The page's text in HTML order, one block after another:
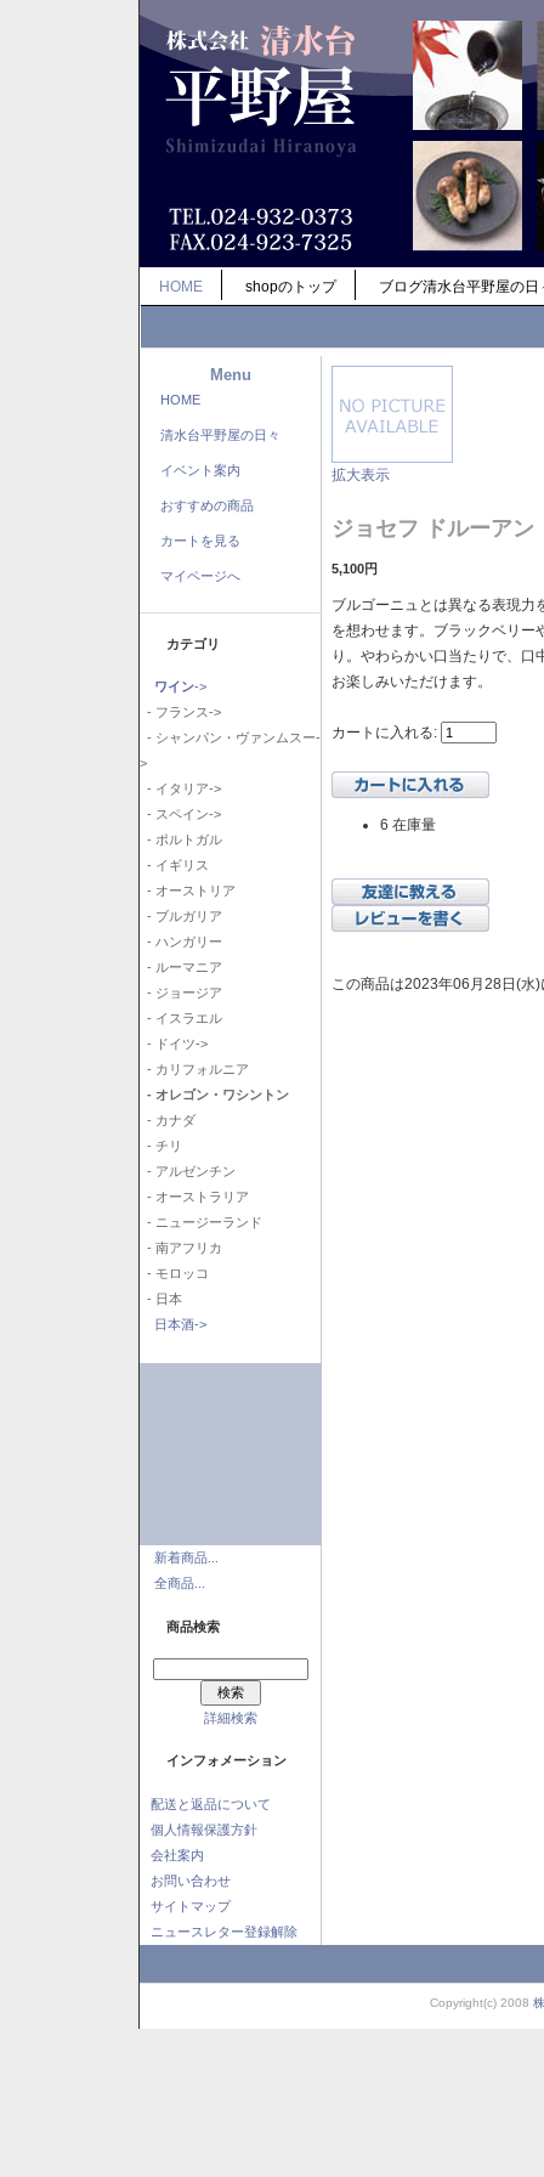
HOME shopのトップ ブログ清水台平野屋の日
Menu
HOME
清水台平野屋の日々
イベント案内
おすすめの商品
カートを見る
マイページへ
カテゴリ
ワイン->
- フランス->
- シャンパン・ヴァンムスー-
>
- イタリア->
- スペイン->
- ポルトガル
- イギリス
- オーストリア
- ブルガリア
- ハンガリー
- ルーマニア
- ジョージア
- イスラエル
- ドイツ->
- カリフォルニア
- オレゴン・ワシントン
- カナダ
- チリ
- アルゼンチン
- オーストラリア
- ニュージーランド
- 南アフリカ
- モロッコ
- 日本
日本酒->
新着商品...
全商品...
商品検索
詳細検索
インフォメーション
配送と返品について
個人情報保護方針
会社案内
お問い合わせ
サイトマップ
ニュースレター登録解除
拡大表示
ジョセフ ドルーア
5,100円
ブルゴーニュとは異なる表現力
を想わせます。ブラックベリー
り。やわらかい口当たりで、
お楽しみいただけます。
カートに入れる:
6 在庫量
この商品は2023年06月28日(水
Copyright(c) 2008